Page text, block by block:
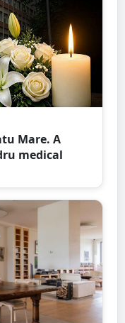
Mare. A
medical